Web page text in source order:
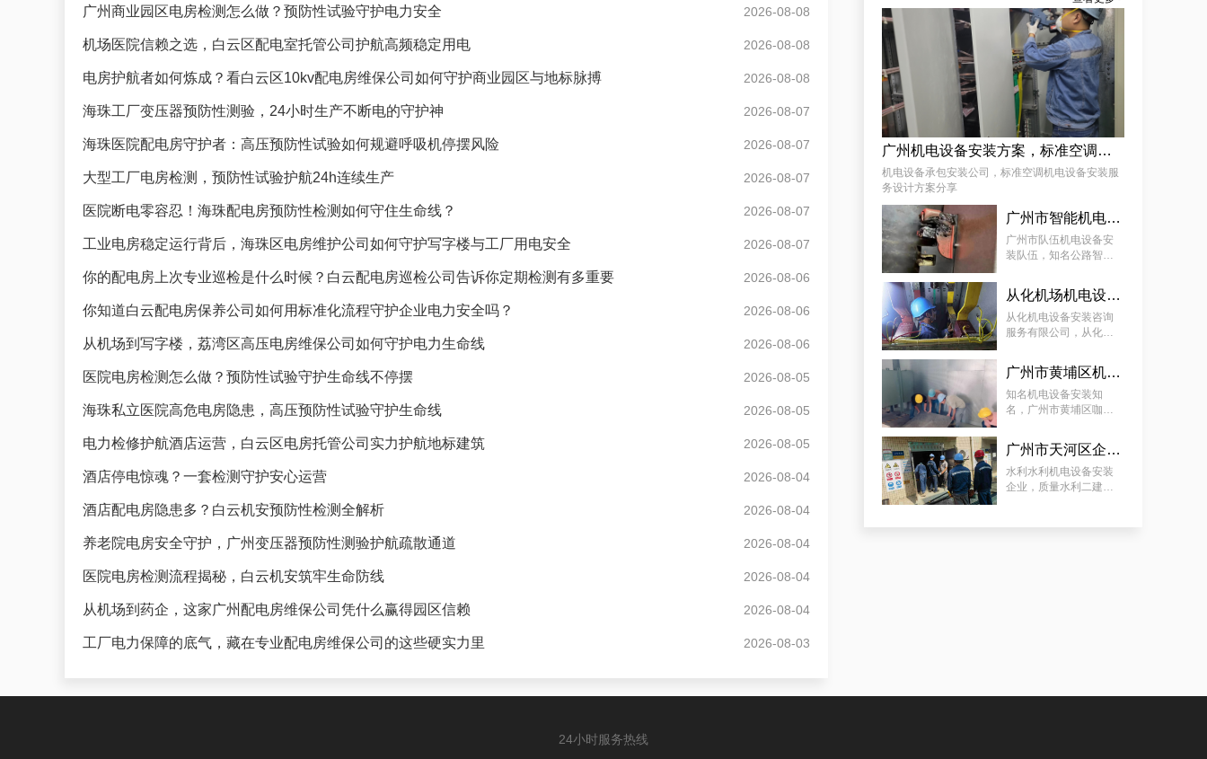
广州商业园区电房检测怎么做？预防性试验守护电力安全 2026-08-08
机场医院信赖之选，白云区配电室托管公司护航高频稳定用电 2026-08-08
电房护航者如何炼成？看白云区10kv配电房维保公司如何守护商业园区与地标脉搏 2026-08-08
海珠工厂变压器预防性测验，24小时生产不断电的守护神 2026-08-07
海珠医院配电房守护者：高压预防性试验如何规避呼吸机停摆风险 2026-08-07
大型工厂电房检测，预防性试验护航24h连续生产 2026-08-07
医院断电零容忍！海珠配电房预防性检测如何守住生命线？ 2026-08-07
工业电房稳定运行背后，海珠区电房维护公司如何守护写字楼与工厂用电安全 2026-08-07
你的配电房上次专业巡检是什么时候？白云配电房巡检公司告诉你定期检测有多重要 2026-08-06
你知道白云配电房保养公司如何用标准化流程守护企业电力安全吗？ 2026-08-06
从机场到写字楼，荔湾区高压电房维保公司如何守护电力生命线 2026-08-06
医院电房检测怎么做？预防性试验守护生命线不停摆 2026-08-05
海珠私立医院高危电房隐患，高压预防性试验守护生命线 2026-08-05
电力检修护航酒店运营，白云区电房托管公司实力护航地标建筑 2026-08-05
酒店停电惊魂？一套检测守护安心运营 2026-08-04
酒店配电房隐患多？白云机安预防性检测全解析 2026-08-04
养老院电房安全守护，广州变压器预防性测验护航疏散通道 2026-08-04
医院电房检测流程揭秘，白云机安筑牢生命防线 2026-08-04
从机场到药企，这家广州配电房维保公司凭什么赢得园区信赖 2026-08-04
工厂电力保障的底气，藏在专业配电房维保公司的这些硬实力里 2026-08-03
天河配电房预防性试验运行维护案例
广州机电设备安装方案，标准空调机电设备安装服务设计方案分享
机电设备承包安装公司，标准空调机电设备安装服
务设计方案分享
广州市智能机电设备安装，知名公路智能机电设备安装计划方案分享
广州市队伍机电设备安
装队伍，知名公路智能
分享
从化机场机电设备安装服务，从化标准大型游乐设施和过山车安装和调试拟定方案分享
从化机电设备安装咨询
服务有限公司，从化标
车安装和调试拟定方案
分享
广州市黄埔区机电设备维修安装有限公司，广州市黄埔区咖啡店咖啡机和磨豆设备安装案例
知名机电设备安装知
名，广州市黄埔区咖啡
装案例
广州市天河区企业机电设备安装工程，质量水利二建机电设备安装服务案例
水利水利机电设备安装
企业，质量水利二建机
24小时服务热线